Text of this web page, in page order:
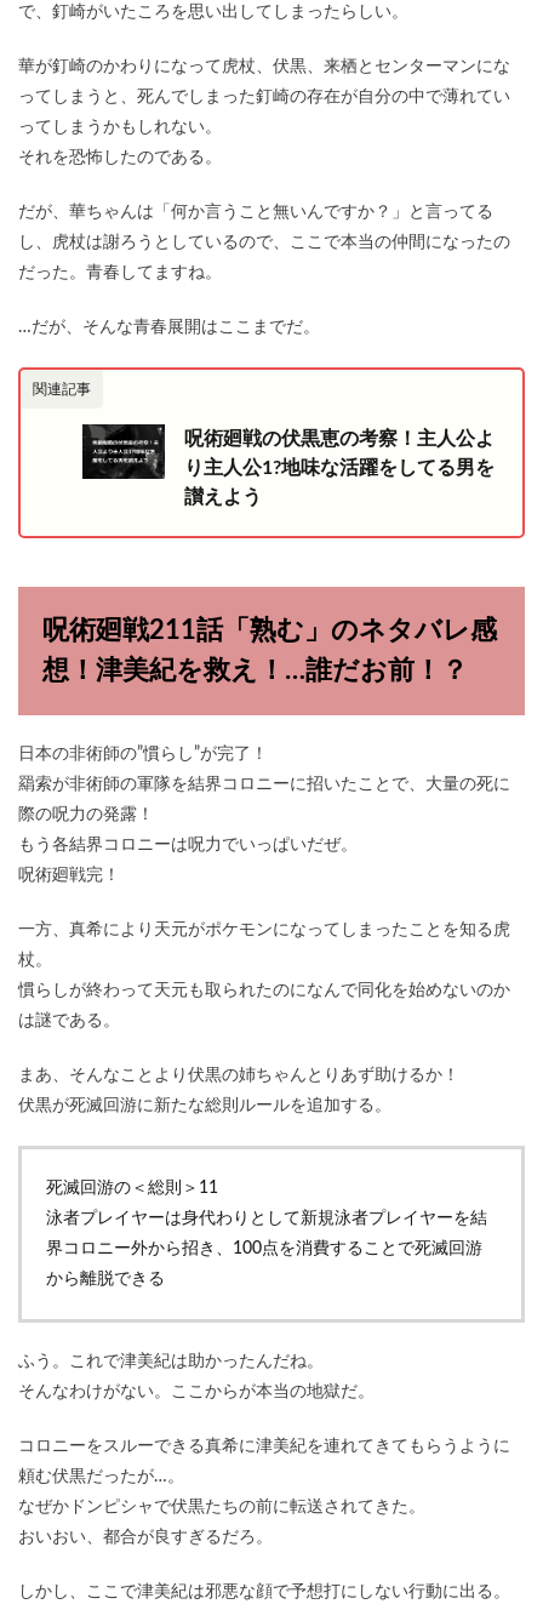
で、釘崎がいたころを思い出してしまったらしい。
華が釘崎のかわりになって虎杖、伏黒、来栖とセンターマンにな
ってしまうと、死んでしまった釘崎の存在が自分の中で薄れてい
ってしまうかもしれない。
それを恐怖したのである。
だが、華ちゃんは「何か言うこと無いんですか？」と言ってる
し、虎杖は謝ろうとしているので、ここで本当の仲間になったの
だった。青春してますね。
…だが、そんな青春展開はここまでだ。
関連記事
呪術廻戦の伏黒恵の考察！主人公よ
り主人公1?地味な活躍をしてる男を
讃えよう
呪術廻戦211話「熟む」のネタバレ感
想！津美紀を救え！…誰だお前！？
日本の非術師の”慣らし”が完了！
羂索が非術師の軍隊を結界コロニーに招いたことで、大量の死に
際の呪力の発露！
もう各結界コロニーは呪力でいっぱいだぜ。
呪術廻戦完！
一方、真希により天元がポケモンになってしまったことを知る虎
杖。
慣らしが終わって天元も取られたのになんで同化を始めないのか
は謎である。
まあ、そんなことより伏黒の姉ちゃんとりあず助けるか！
伏黒が死滅回游に新たな総則ルールを追加する。
死滅回游の＜総則＞11
泳者プレイヤーは身代わりとして新規泳者プレイヤーを結
界コロニー外から招き、100点を消費することで死滅回游
から離脱できる
ふう。これで津美紀は助かったんだね。
そんなわけがない。ここからが本当の地獄だ。
コロニーをスルーできる真希に津美紀を連れてきてもらうように
頼む伏黒だったが…。
なぜかドンピシャで伏黒たちの前に転送されてきた。
おいおい、都合が良すぎるだろ。
しかし、ここで津美紀は邪悪な顔で予想打にしない行動に出る。